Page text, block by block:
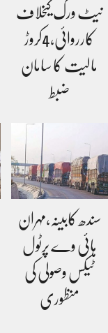
نیٹ ورک کیخلاف
کارروائی،4کروڑ
مالیت کا سامان
ضبط
سندھ کابینہ،مہران
ہائی وے پرٹول
ٹیکس وصولی کی
منظوری